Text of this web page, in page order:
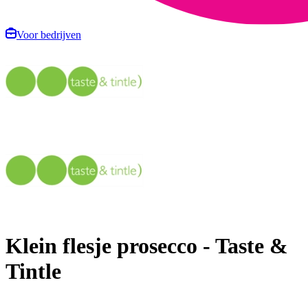
Voor bedrijven
Klein flesje prosecco - Taste &
Tintle